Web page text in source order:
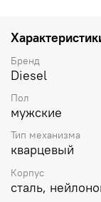
логотипом
Бренд
Diesel
Пол
мужские
Тип механизма
кварцевый
Корпус
сталь,